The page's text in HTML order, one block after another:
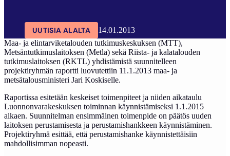
UUTISIA ALALTA
14.01.2013
Maa- ja elintarviketalouden tutkimuskeskuksen (MTT),
Metsäntutkimuslaitoksen (Metla) sekä Riista- ja kalatalouden
tutkimuslaitoksen (RKTL) yhdistämistä suunnitelleen
projektiryhmän raportti luovutettiin 11.1.2013 maa- ja
metsätalousministeri Jari Koskiselle.
Raportissa esitetään keskeiset toimenpiteet ja niiden aikataulu
Luonnonvarakeskuksen toiminnan käynnistämiseksi 1.1.2015
alkaen. Suunnitelman ensimmäinen toimenpide on päätös uuden
laitoksen perustamisesta ja perustamishankkeen käynnistäminen.
Projektiryhmä esittää, että perustamishanke käynnistettäisiin
mahdollisimman nopeasti.